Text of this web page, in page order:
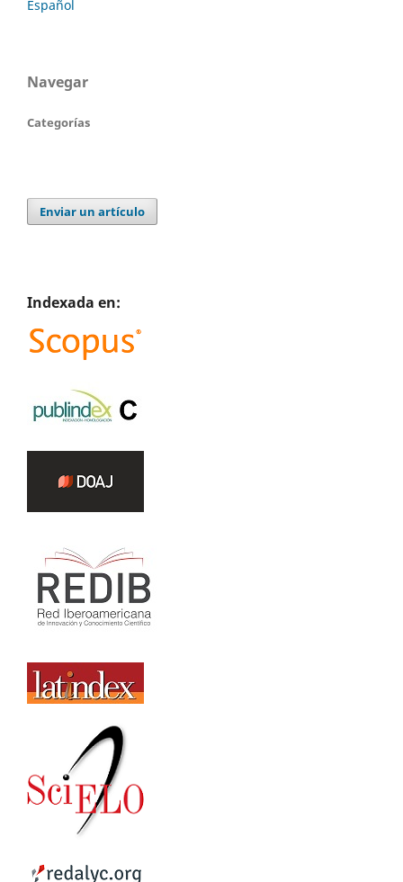
Español
Navegar
Categorías
Enviar un artículo
Indexada en: